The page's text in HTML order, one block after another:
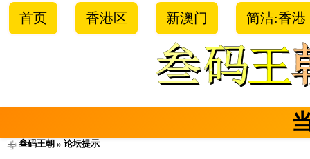
首页 香港区 新澳门 简洁:香港
叁码王朝 » 论坛提示